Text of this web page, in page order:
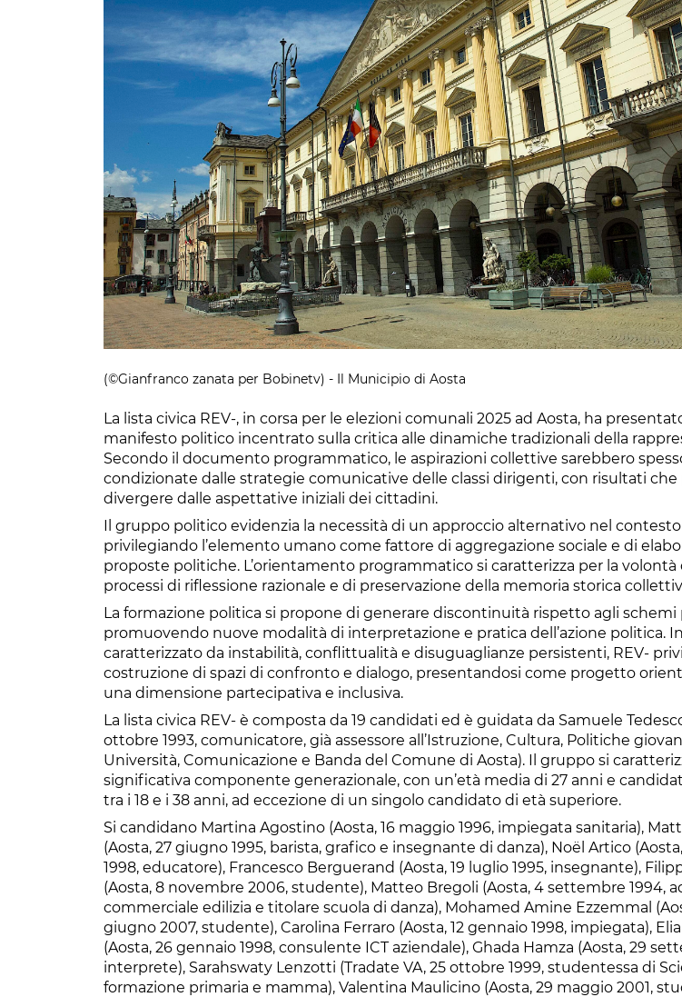
(©Gianfranco zanata per Bobinetv) - Il Municipio di Aosta
La lista civica REV-, in corsa per le elezioni comunali 2025 ad Aosta, ha
manifesto politico incentrato sulla critica alle dinamiche tradizionali della
Secondo il documento programmatico, le aspirazioni collettive sarebbero
condizionate dalle strategie comunicative delle classi dirigenti, con risultati che
divergere dalle aspettative iniziali dei cittadini.
Il gruppo politico evidenzia la necessità di un approccio alternativo nel
privilegiando l’elemento umano come fattore di aggregazione sociale e di
proposte politiche. L’orientamento programmatico si caratterizza per la volontà
processi di riflessione razionale e di preservazione della memoria storica
La formazione politica si propone di generare discontinuità rispetto agli
promuovendo nuove modalità di interpretazione e pratica dell’azione politica.
caratterizzato da instabilità, conflittualità e disuguaglianze persistenti, REV-
costruzione di spazi di confronto e dialogo, presentandosi come progetto
una dimensione partecipativa e inclusiva.
La lista civica REV- è composta da 19 candidati ed è guidata da Samuele
ottobre 1993, comunicatore, già assessore all’Istruzione, Cultura, Politiche
Università, Comunicazione e Banda del Comune di Aosta). Il gruppo si
significativa componente generazionale, con un’età media di 27 anni e
tra i 18 e i 38 anni, ad eccezione di un singolo candidato di età superiore.
Si candidano Martina Agostino (Aosta, 16 maggio 1996, impiegata sanitaria),
(Aosta, 27 giugno 1995, barista, grafico e insegnante di danza), Noël Artico
1998, educatore), Francesco Berguerand (Aosta, 19 luglio 1995, insegnante),
(Aosta, 8 novembre 2006, studente), Matteo Bregoli (Aosta, 4 settembre 1994,
commerciale edilizia e titolare scuola di danza), Mohamed Amine Ezzemmal
giugno 2007, studente), Carolina Ferraro (Aosta, 12 gennaio 1998, impiegata),
(Aosta, 26 gennaio 1998, consulente ICT aziendale), Ghada Hamza (Aosta, 29
interprete), Sarahswaty Lenzotti (Tradate VA, 25 ottobre 1999, studentessa di
formazione primaria e mamma), Valentina Maulicino (Aosta, 29 maggio 2001,